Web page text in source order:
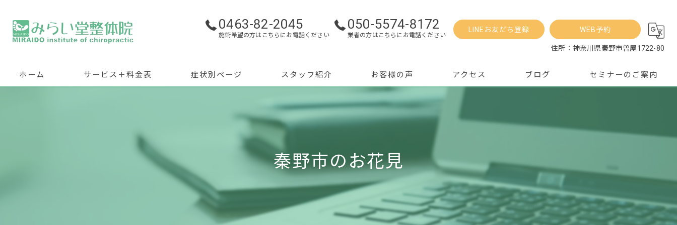
0463-82-2045
施術希望の方はこちらにお電話ください
050-5574-8172
業者の方はこちらにお電話ください
LINEお友だち登録 WEB予約
住所：神奈川県秦野市曽屋1722-80
ホーム サービス＋料金表 症状別ページ スタッフ紹介 お客様の声 アクセス ブログ セミナーのご案内
秦野市のお花見